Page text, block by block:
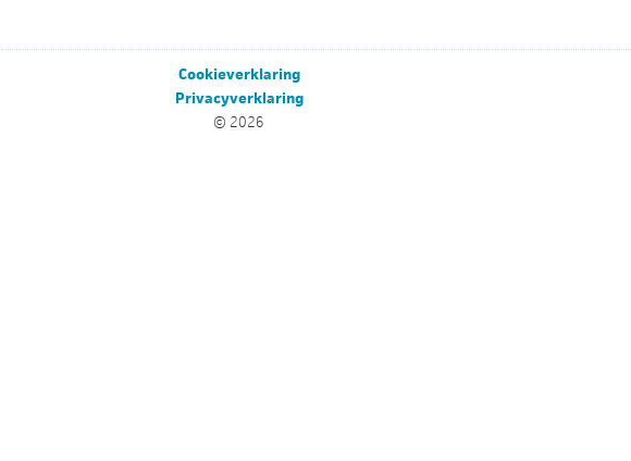
Cookieverklaring
Privacyverklaring
© 2026